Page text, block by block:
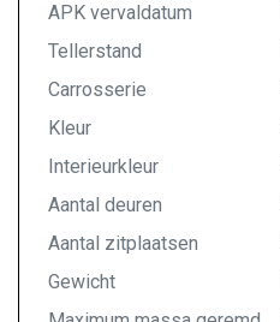
APK vervaldatum
Tellerstand
Carrosserie
Kleur
Interieurkleur
Aantal deuren
Aantal zitplaatsen
Gewicht